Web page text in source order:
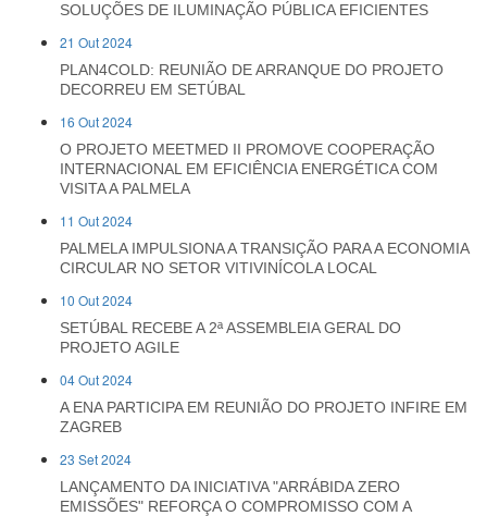
SOLUÇÕES DE ILUMINAÇÃO PÚBLICA EFICIENTES
21 Out 2024
PLAN4COLD: REUNIÃO DE ARRANQUE DO PROJETO
DECORREU EM SETÚBAL
16 Out 2024
O PROJETO MEETMED II PROMOVE COOPERAÇÃO
INTERNACIONAL EM EFICIÊNCIA ENERGÉTICA COM
VISITA A PALMELA
11 Out 2024
PALMELA IMPULSIONA A TRANSIÇÃO PARA A ECONOMIA
CIRCULAR NO SETOR VITIVINÍCOLA LOCAL
10 Out 2024
SETÚBAL RECEBE A 2ª ASSEMBLEIA GERAL DO
PROJETO AGILE
04 Out 2024
A ENA PARTICIPA EM REUNIÃO DO PROJETO INFIRE EM
ZAGREB
23 Set 2024
LANÇAMENTO DA INICIATIVA "ARRÁBIDA ZERO
EMISSÕES" REFORÇA O COMPROMISSO COM A